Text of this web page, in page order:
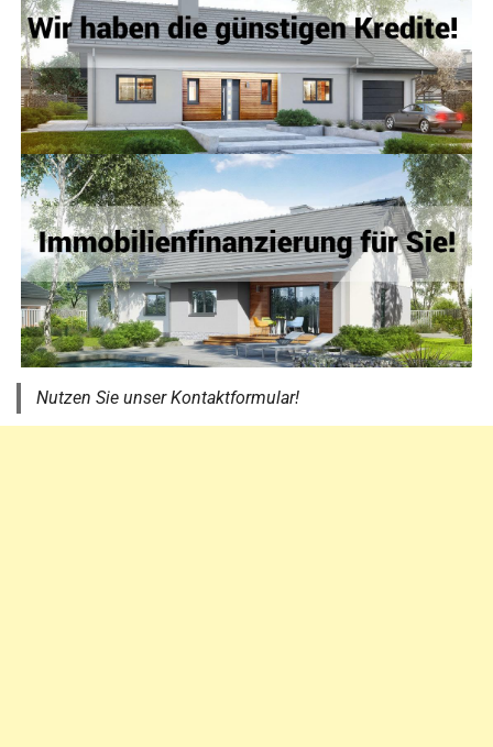
Nutzen Sie unser Kontaktformular!